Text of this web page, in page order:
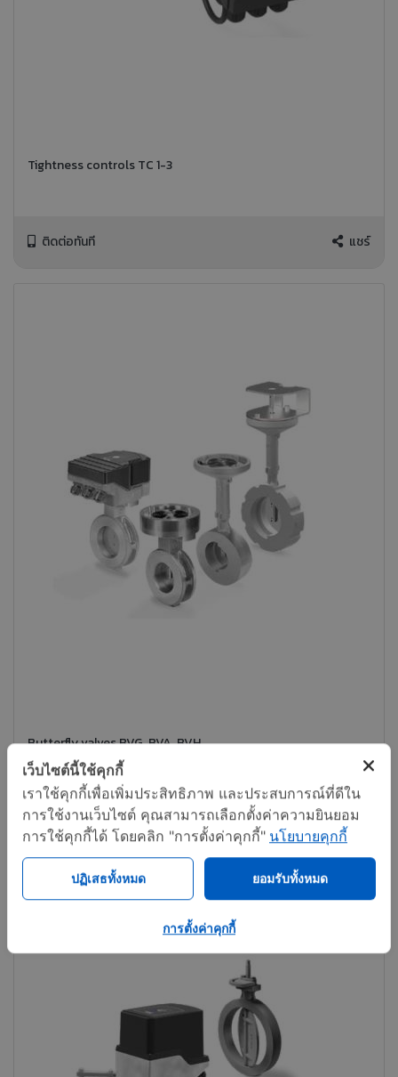
Tightness controls TC 1-3
ติดต่อทันที แชร์
Butterfly valves BVG, BVA, BVH
ติดต่อทันที แชร์
เว็บไซต์นี้ใช้คุกกี้
เราใช้คุกกี้เพื่อเพิ่มประสิทธิภาพ และประสบการณ์ที่ดีใน
การใช้งานเว็บไซต์ คุณสามารถเลือกตั้งค่าความยินยอม
การใช้คุกกี้ได้ โดยคลิก "การตั้งค่าคุกกี้" นโยบายคุกกี้
ปฏิเสธทั้งหมด ยอมรับทั้งหมด
การตั้งค่าคุกกี้